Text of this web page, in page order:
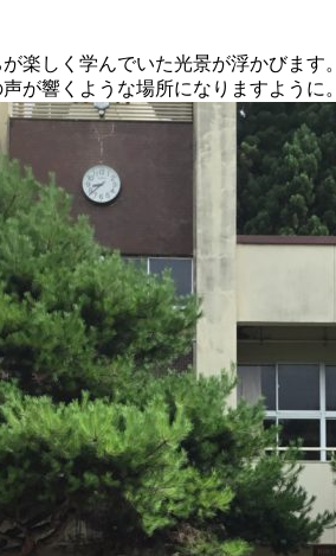
楽しく学んでいた光景が浮かびます。
が響くような場所になりますように。